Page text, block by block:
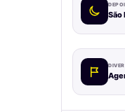
São